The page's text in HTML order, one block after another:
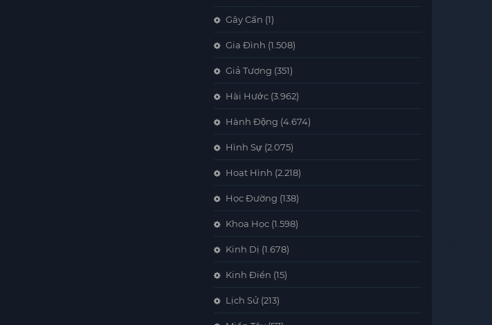
Gây Cấn (1)
Gia Đình (1.508)
Giả Tượng (351)
Hài Hước (3.962)
Hành Động (4.674)
Hình Sự (2.075)
Hoạt Hình (2.218)
Học Đường (138)
Khoa Học (1.598)
Kinh Dị (1.678)
Kinh Điển (15)
Lịch Sử (213)